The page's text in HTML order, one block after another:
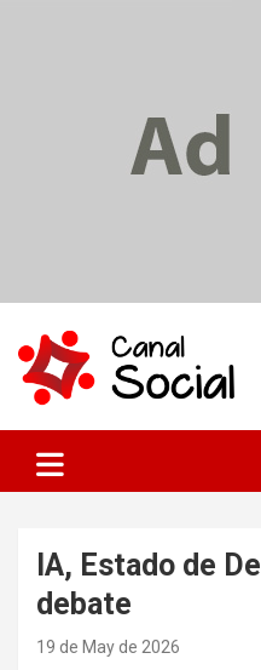
content
Canal Social
IA, Estado de
debate
19 de May de 2026